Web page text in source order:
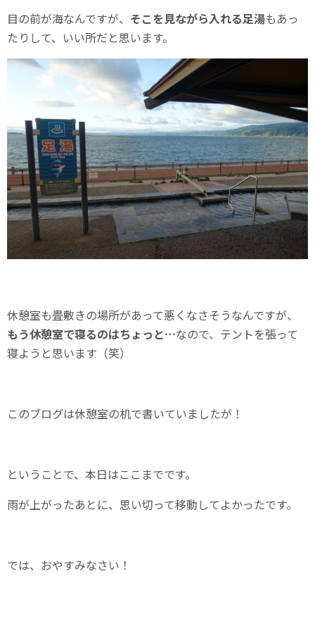
目の前が海なんですが、 そこを見ながら入れる足湯もあっ
たりして、いい所だと思います。
休憩室も畳敷きの場所があって悪くなさそうなんですが、
もう休憩室で寝るのはちょっと…なので、テントを張って
寝ようと思います（笑）
このブログは休憩室の机で書いていましたが！
ということで、本日はここまでです。
雨が上がったあとに、思い切って移動してよかったです。
では、おやすみなさい！